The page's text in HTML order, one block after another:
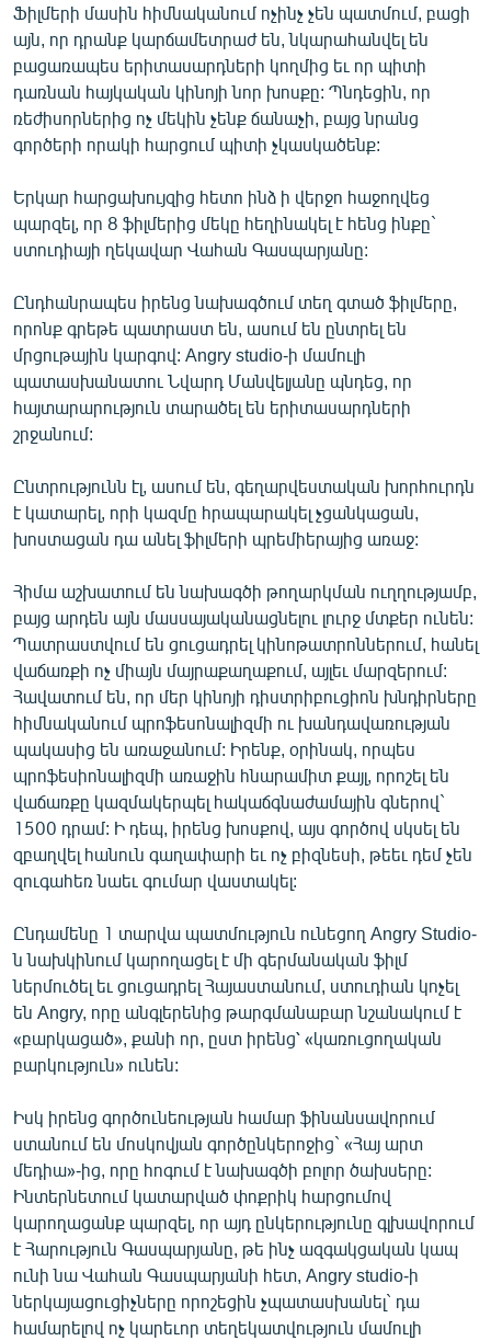
Հայերեն
English
Русский
ՀԵՏԵՎԵՔ ՄԵԶ
«Ազատության» բոլոր կայքերը
Ֆիլմերի մասին հիմնականում ոչինչ չեն պատմում, բացի
այն, որ դրանք կարճամետրաժ են, նկարահանվել են
բացառապես երիտասարդների կողմից եւ որ պիտի
դառնան հայկական կինոյի նոր խոսքը: Պնդեցին, որ
ռեժիսորներից ոչ մեկին չենք ճանաչի, բայց նրանց
գործերի որակի հարցում պիտի չկասկածենք:
Երկար հարցախույզից հետո ինձ ի վերջո հաջողվեց
պարզել, որ 8 ֆիլմերից մեկը հեղինակել է հենց ինքը`
ստուդիայի ղեկավար Վահան Գասպարյանը:
Ընդհանրապես իրենց նախագծում տեղ գտած ֆիլմերը,
որոնք գրեթե պատրաստ են, ասում են ընտրել են
մրցութային կարգով: Angry studio-ի մամուլի
պատասխանատու Նվարդ Մանվելյանը պնդեց, որ
հայտարարություն տարածել են երիտասարդների
շրջանում:
Ընտրությունն էլ, ասում են, գեղարվեստական խորհուրդն
է կատարել, որի կազմը հրապարակել չցանկացան,
խոստացան դա անել ֆիլմերի պրեմիերայից առաջ:
Հիմա աշխատում են նախագծի թողարկման ուղղությամբ,
բայց արդեն այն մասսայականացնելու լուրջ մտքեր ունեն:
Պատրաստվում են ցուցադրել կինոթատրոններում, հանել
վաճառքի ոչ միայն մայրաքաղաքում, այլեւ մարզերում:
Հավատում են, որ մեր կինոյի դիստրիբուցիոն խնդիրները
հիմնականում պրոֆեսոնալիզմի ու խանդավառության
պակասից են առաջանում: Իրենք, օրինակ, որպես
պրոֆեսիոնալիզմի առաջին հնարամիտ քայլ, որոշել են
վաճառքը կազմակերպել հակաճգնաժամային գներով`
1500 դրամ: Ի դեպ, իրենց խոսքով, այս գործով սկսել են
զբաղվել հանուն գաղափարի եւ ոչ բիզնեսի, թեեւ դեմ չեն
զուգահեռ նաեւ գումար վաստակել:
Ընդամենը 1 տարվա պատմություն ունեցող Angry Studio-
ն նախկինում կարողացել է մի գերմանական ֆիլմ
ներմուծել եւ ցուցադրել Հայաստանում, ստուդիան կոչել
են Angry, որը անգլերենից թարգմանաբար նշանակում է
«բարկացած», քանի որ, ըստ իրենց՝ «կառուցողական
բարկություն» ունեն:
Իսկ իրենց գործունեության համար ֆինանսավորում
ստանում են մոսկովյան գործընկերոջից` «Հայ արտ
մեդիա»-ից, որը հոգում է նախագծի բոլոր ծախսերը:
Ինտերնետում կատարված փոքրիկ հարցումով
կարողացանք պարզել, որ այդ ընկերությունը գլխավորում
է Հարություն Գասպարյանը, թե ինչ ազգակցական կապ
ունի նա Վահան Գասպարյանի հետ, Angry studio-ի
ներկայացուցիչները որոշեցին չպատասխանել` դա
համարելով ոչ կարեւոր տեղեկատվություն մամուլի